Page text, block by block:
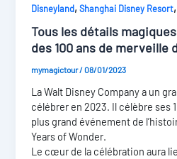
Disneyland,Shanghai Disney Resort
Tous les détails
des 100 ans de merveille
mymagictour/08/01/2023
La Walt Disney Company a un
célébrer en 2023. Il célèbre ses
plus grand événement de
Years of Wonder.
Le cœur de la célébration aura